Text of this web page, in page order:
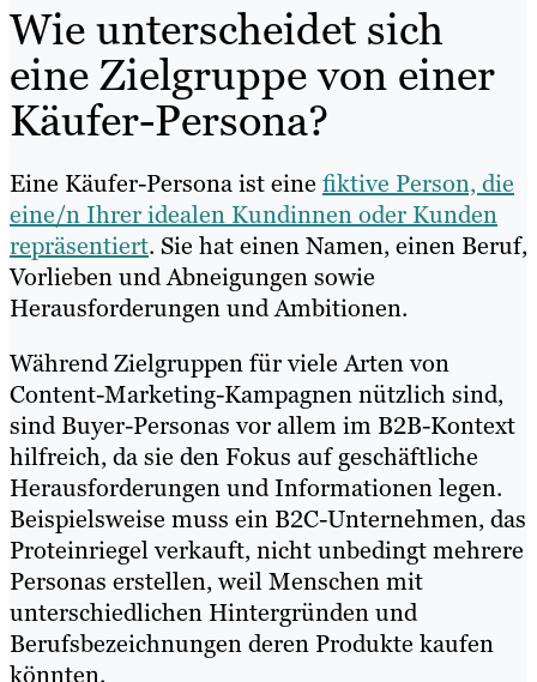
Wie unterscheidet sich
eine Zielgruppe von einer
Käufer-Persona?
Eine Käufer-Persona ist eine fiktive Person, die
eine/n Ihrer idealen Kundinnen oder Kunden
repräsentiert. Sie hat einen Namen, einen Beruf,
Vorlieben und Abneigungen sowie
Herausforderungen und Ambitionen.
Während Zielgruppen für viele Arten von
Content-Marketing-Kampagnen nützlich sind,
sind Buyer-Personas vor allem im B2B-Kontext
hilfreich, da sie den Fokus auf geschäftliche
Herausforderungen und Informationen legen.
Beispielsweise muss ein B2C-Unternehmen, das
Proteinriegel verkauft, nicht unbedingt mehrere
Personas erstellen, weil Menschen mit
unterschiedlichen Hintergründen und
Berufsbezeichnungen deren Produkte kaufen
könnten.